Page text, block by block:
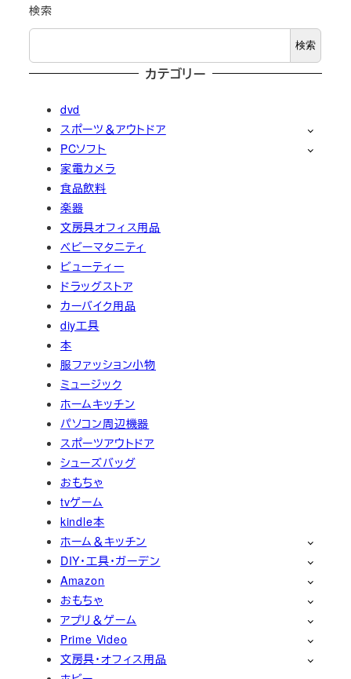
検索
検索
カテゴリー
dvd
スポーツ＆アウトドア
PCソフト
家電カメラ
食品飲料
楽器
文房具オフィス用品
ベビーマタニティ
ビューティー
ドラッグストア
カーバイク用品
diy工具
本
服ファッション小物
ミュージック
ホームキッチン
パソコン周辺機器
スポーツアウトドア
シューズバッグ
おもちゃ
tvゲーム
kindle本
ホーム＆キッチン
DIY・工具・ガーデン
Amazon
おもちゃ
アプリ＆ゲーム
Prime Video
文房具・オフィス用品